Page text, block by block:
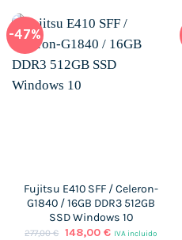
-47%
Fujitsu E410 SFF / Celeron-
G1840 / 16GB DDR3 512GB
SSD Windows 10
277,00€ El
148,00 €ElIVA incluido